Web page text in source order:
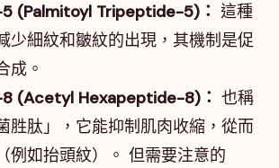
(Palmitoyl Tripeptide-5)： 這種
少細紋和皺紋的出現，其機制是促
成。
8 (Acetyl Hexapeptide-8)： 也稱
胜肽」，它能抑制肌肉收縮，從而
例如抬頭紋）。 但需要注意的